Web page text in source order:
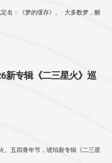
：《梦的缓存》。 大多数梦，醒
新专辑《二三星火》巡
。五四青年节，琥珀新专辑《二三星